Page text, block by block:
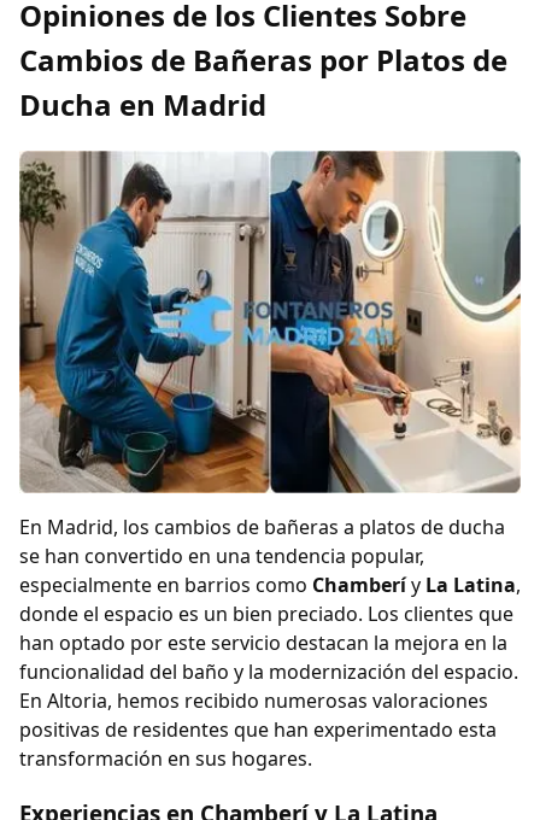
Opiniones de los Clientes Sobre
Cambios de Bañeras por Platos de
Ducha en Madrid
En Madrid, los cambios de bañeras a platos de ducha
se han convertido en una tendencia popular,
especialmente en barrios como Chamberíy La Latina,
donde el espacio es un bien preciado. Los clientes que
han optado por este servicio destacan la mejora en la
funcionalidad del baño y la modernización del espacio.
En Altoria, hemos recibido numerosas valoraciones
positivas de residentes que han experimentado esta
transformación en sus hogares.
Experiencias en Chamberí y La Latina